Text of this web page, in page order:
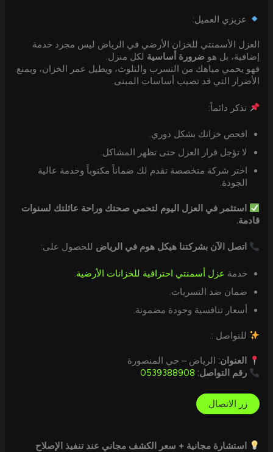
عزيزي العميل:
العزل الأسمنتي للخزان الأرضي في الرياض ليس مجرد خدمة
إضافية، بل هو ضرورة أساسية لكل منزل.
فهو يحمي مياهك من التسرب والتلوث، ويطيل عمر الخزان، ويمنع
الأضرار التي قد تصيب أساسات المبنى.
تذكر دائماً:
افحص خزانك بشكل دوري.
لا تؤجل قرار العزل حتى تظهر المشاكل.
اختر شركة متخصصة تقدم لك ضماناً مكتوباً وخدمة عالية
الجودة.
استثمر في العزل اليوم لتحمي صحتك وراحة عائلتك لسنوات
قادمة.
اتصل الآن بشركتنا هيكل هوم في الرياض للحصول على:
خدمة عزل أسمنتي احترافية للخزانات الأرضية.
ضمان ضد التسربات.
أسعار تنافسية وجودة مضمونة.
للتواصل :
العنوان: الرياض – حي المنصورة
رقم التواصل: 0539388908
زر الاتصال
استشارة مجانية + سعر الكشف مجاني عند تنفيذ الإصلاح